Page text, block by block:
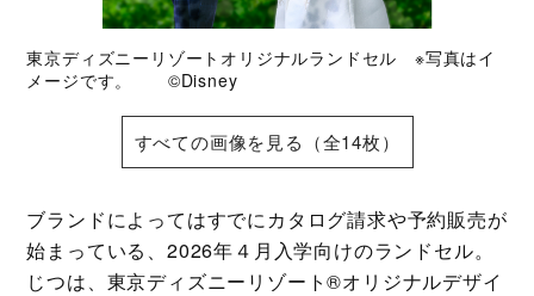
東京ディズニーリゾートオリジナルランドセル ※写真はイ
メージです。 ©Disney
すべての画像を見る（全14枚）
ブランドによってはすでにカタログ請求や予約販売が
始まっている、2026年４月入学向けのランドセル。
じつは、東京ディズニーリゾート®オリジナルデザイ